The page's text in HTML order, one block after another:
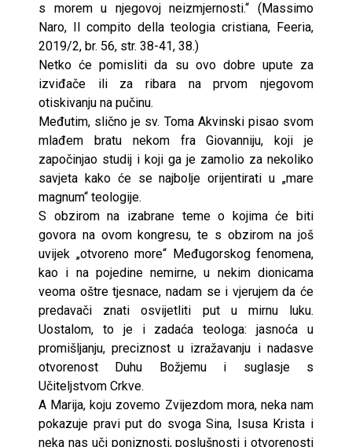
s morem u njegovoj neizmjernosti.“ (Massimo
Naro, Il compito della teologia cristiana, Feeria,
2019/2, br. 56, str. 38-41, 38.)
Netko će pomisliti da su ovo dobre upute za
izviđače ili za ribara na prvom njegovom
otiskivanju na pučinu.
Međutim, slično je sv. Toma Akvinski pisao svom
mlađem bratu nekom fra Giovanniju, koji je
započinjao studij i koji ga je zamolio za nekoliko
savjeta kako će se najbolje orijentirati u „mare
magnum“ teologije.
S obzirom na izabrane teme o kojima će biti
govora na ovom kongresu, te s obzirom na još
uvijek „otvoreno more“ Međugorskog fenomena,
kao i na pojedine nemirne, u nekim dionicama
veoma oštre tjesnace, nadam se i vjerujem da će
predavači znati osvijetliti put u mirnu luku.
Uostalom, to je i zadaća teologa: jasnoća u
promišljanju, preciznost u izražavanju i nadasve
otvorenost Duhu Božjemu i suglasje s
Učiteljstvom Crkve.
A Marija, koju zovemo Zvijezdom mora, neka nam
pokazuje pravi put do svoga Sina, Isusa Krista i
neka nas uči poniznosti, poslušnosti i otvorenosti